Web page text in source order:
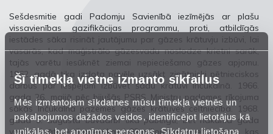
Šī tīmekļa vietne izmanto sīkfailus
Mēs izmantojam sīkdatnes mūsu tīmekļa vietnēs un
pakalpojumos dažādos veidos, identificējot lietotājus kā
unikālas, bet anonīmas personas. Sīkdatņu lietošana
Sešdesmitie gadi Padomju Savienībā iezīmējās ar plašu
vissavienības gazifikācijas programmu, proti, atbildīgās
iestādes sāka risināt jautājumu par gāzes krātuvju izbūvi, lai
vasarās, kad maģistrālo gāzesvadu noslodze krietni sarūk,
tajās varētu iesūknēt ziemai nepieciešamo gāzes apjomu.
1962. gadā tika izdota pavēle uzsākt zinātniski pētnieciskos
darbus par iespējām izbūvēt šādu krātuvi Inčukalnā. 1966.
gada 26. maijā pēc bijušās PSRS Ministru padomes rīkojuma
sākās Inčukalna pazemes gāzes krātuves celtniecība. 1968.
gada 9. augustā būvdarbi tika pabeigti, bet nākamā gada
vasarā krātuvē tika iesūknēti 92 miljoni kubikmetru gāzes, kas